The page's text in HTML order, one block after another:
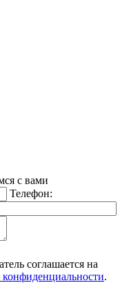
с вами
Телефон:
соглашается на
.